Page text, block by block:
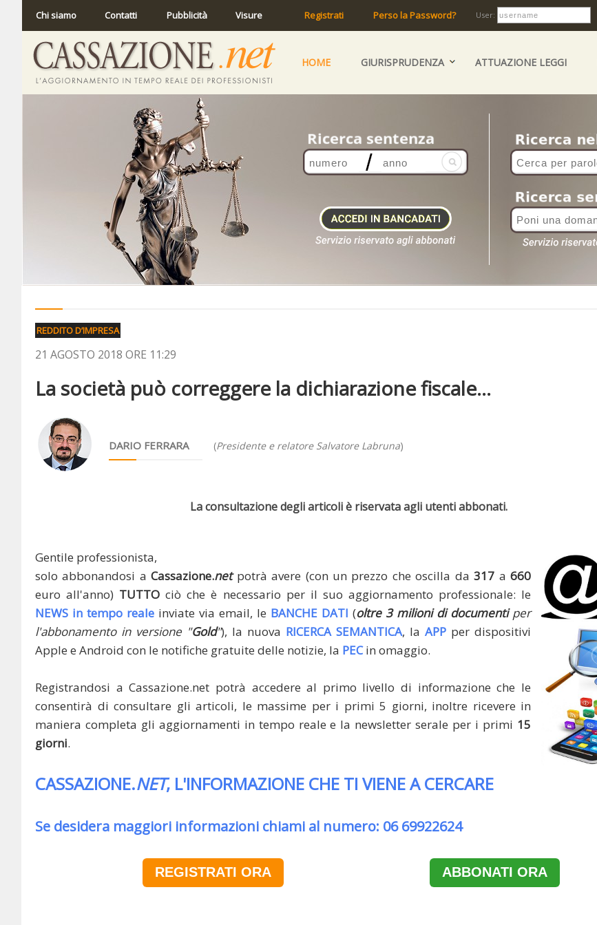
Chi siamo Contatti Pubblicità Visure Registrati Perso la Password? User:
HOME GIURISPRUDENZA ATTUAZIONE LEGGI
REDDITO D’IMPRESA
21 AGOSTO 2018 ORE 11:29
La società può correggere la dichiarazione fiscale...
DARIO FERRARA (Presidente e relatore Salvatore Labruna)
La consultazione degli articoli è riservata agli utenti abbonati.
Gentile professionista,
solo abbonandosi aCassazione.netpotrà avere (con un prezzo che oscilla da317 a660
euro all'anno) TUTTO ciò che è necessario per il suo aggiornamento professionale: le
NEWS in tempo reale inviate via email, le BANCHE DATI (oltre 3 milioni di documentiper
l'abbonamento in versione "Gold"), la nuova RICERCA SEMANTICA, la APP per dispositivi
Apple e Android con le notifiche gratuite delle notizie, la PECin omaggio.
Registrandosi a Cassazione.net potrà accedere al primo livello di informazione che le
consentirà di consultare gli articoli, le massime per i primi 5 giorni, inoltre ricevere in
maniera completa gli aggiornamenti in tempo reale e la newsletter serale per i primi 15
giorni.
CASSAZIONE.NET, L'INFORMAZIONE CHE TI VIENE A CERCARE
Se desidera maggiori informazioni chiami al numero: 06 69922624
REGISTRATI ORA ABBONATI ORA